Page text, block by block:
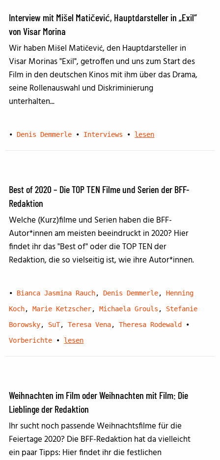
Interview mit Mišel Matičević, Hauptdarsteller in „Exil“
von Visar Morina
Wir haben Mišel Matičević, den Hauptdarsteller in
Visar Morinas "Exil", getroffen und uns zum Start des
Film in den deutschen Kinos mit ihm über das Drama,
seine Rollenauswahl und Diskriminierung
unterhalten...
• Denis Demmerle • Interviews • lesen
Best of 2020 – Die TOP TEN Filme und Serien der BFF-
Redaktion
Welche (Kurz)filme und Serien haben die BFF-
Autor*innen am meisten beeindruckt in 2020? Hier
findet ihr das "Best of" oder die TOP TEN der
Redaktion, die so vielseitig ist, wie ihre Autor*innen.
• Bianca Jasmina Rauch, Denis Demmerle, Henning
Koch,Marie Ketzscher,Michaela Grouls , Stefanie
Borowsky, SuT,Teresa Vena,Theresa Rodewald
•
Vorberichte
• lesen
Weihnachten im Film oder Weihnachten mit Film: Die
Lieblinge der Redaktion
Ihr sucht noch passende Weihnachtsfilme für die
Feiertage 2020? Die BFF-Redaktion hat da vielleicht
ein paar Tipps: Hier findet ihr die festlichen